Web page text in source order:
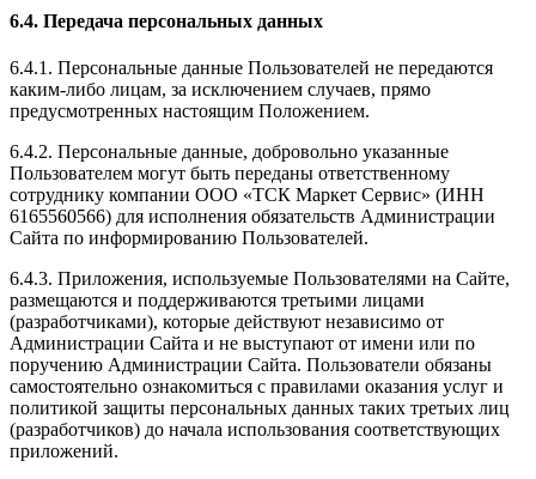
6.4. Передача персональных данных
6.4.1. Персональные данные Пользователей не передаются
каким-либо лицам, за исключением случаев, прямо
предусмотренных настоящим Положением.
6.4.2. Персональные данные, добровольно указанные
Пользователем могут быть переданы ответственному
сотруднику компании ООО «ТСК Маркет Сервис» (ИНН
6165560566) для исполнения обязательств Администрации
Сайта по информированию Пользователей.
6.4.3. Приложения, используемые Пользователями на Сайте,
размещаются и поддерживаются третьими лицами
(разработчиками), которые действуют независимо от
Администрации Сайта и не выступают от имени или по
поручению Администрации Сайта. Пользователи обязаны
самостоятельно ознакомиться с правилами оказания услуг и
политикой защиты персональных данных таких третьих лиц
(разработчиков) до начала использования соответствующих
приложений.